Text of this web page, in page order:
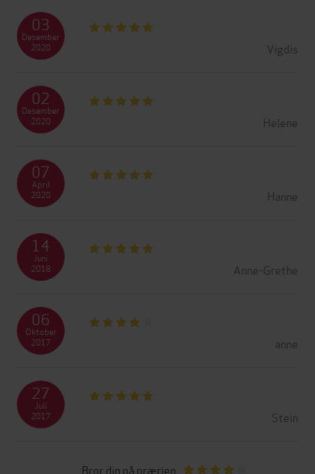
Vigdis
03
Desember
2020
Helene
02
Desember
2020
Hanne
07
April
2020
Anne-Grethe
14
Juni
2018
anne
06
Oktober
2017
Stein
27
Juli
2017
Bror din på prærien